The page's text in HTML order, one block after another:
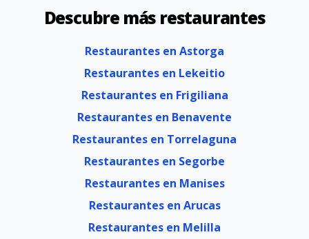
Descubre más restaurantes
Restaurantes en Astorga
Restaurantes en Lekeitio
Restaurantes en Frigiliana
Restaurantes en Benavente
Restaurantes en Torrelaguna
Restaurantes en Segorbe
Restaurantes en Manises
Restaurantes en Arucas
Restaurantes en Melilla